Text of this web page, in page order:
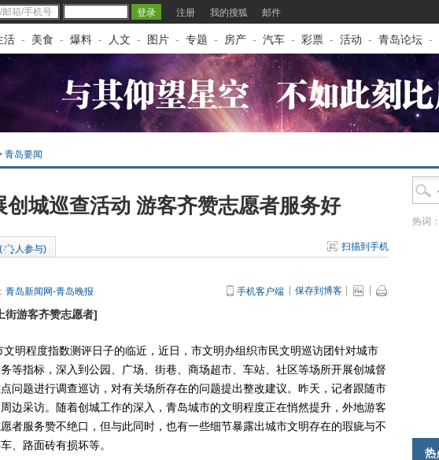
注册 我的搜狐 邮件
活 - 美食 - 爆料 - 人文 - 图片 - 专题 - 房产 - 汽车 - 彩票 - 活动 - 青岛论坛 -
青岛要闻
创城巡查活动 游客齐赞志愿者服务好
( 人参与)
扫描到手机
青岛新闻网-青岛晚报 手机客户端 保存到博客
街游客齐赞志愿者]
程度指数测评日子的临近，近日，市文明办组织市民文明巡访团针对城市
等指标，深入到公园、广场、街巷、商场超市、车站、社区等场所开展创城督
问题进行调查巡访，对有关场所存在的问题提出整改建议。昨天，记者跟随市
边采访。随着创城工作的深入，青岛城市的文明程度正在悄然提升，外地游客
者服务赞不绝口，但与此同时，也有一些细节暴露出城市文明存在的瑕疵与不
、路面砖有损坏等。
热词
热